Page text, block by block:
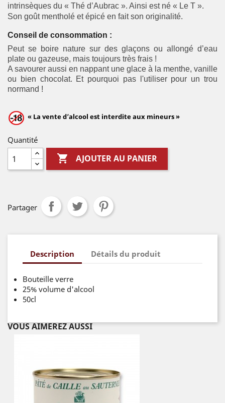
intrinsèques du « Thé d’Aubrac ». Ainsi est né « Le T ».
Son goût mentholé et épicé en fait son originalité.
Conseil de consommation :
Peut se boire nature sur des glaçons ou allongé d’eau
plate ou gazeuse, mais toujours très frais !
A savourer aussi en nappant une glace à la menthe, vanille
ou bien chocolat. Et pourquoi pasl'utiliser pour un trou
normand !
« La vente d’alcool est interdite aux mineurs »
Quantité
 AJOUTER AU PANIER
Partager
Description Détails du produit
Bouteille verre
25% volume d'alcool
50cl
VOUS AIMEREZ AUSSI